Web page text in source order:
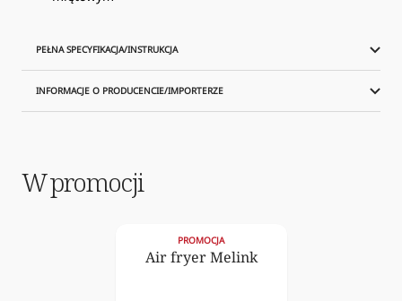
PEŁNA SPECYFIKACJA/INSTRUKCJA
INFORMACJE O PRODUCENCIE/IMPORTERZE
W promocji
PROMOCJA
Air fryer Melink